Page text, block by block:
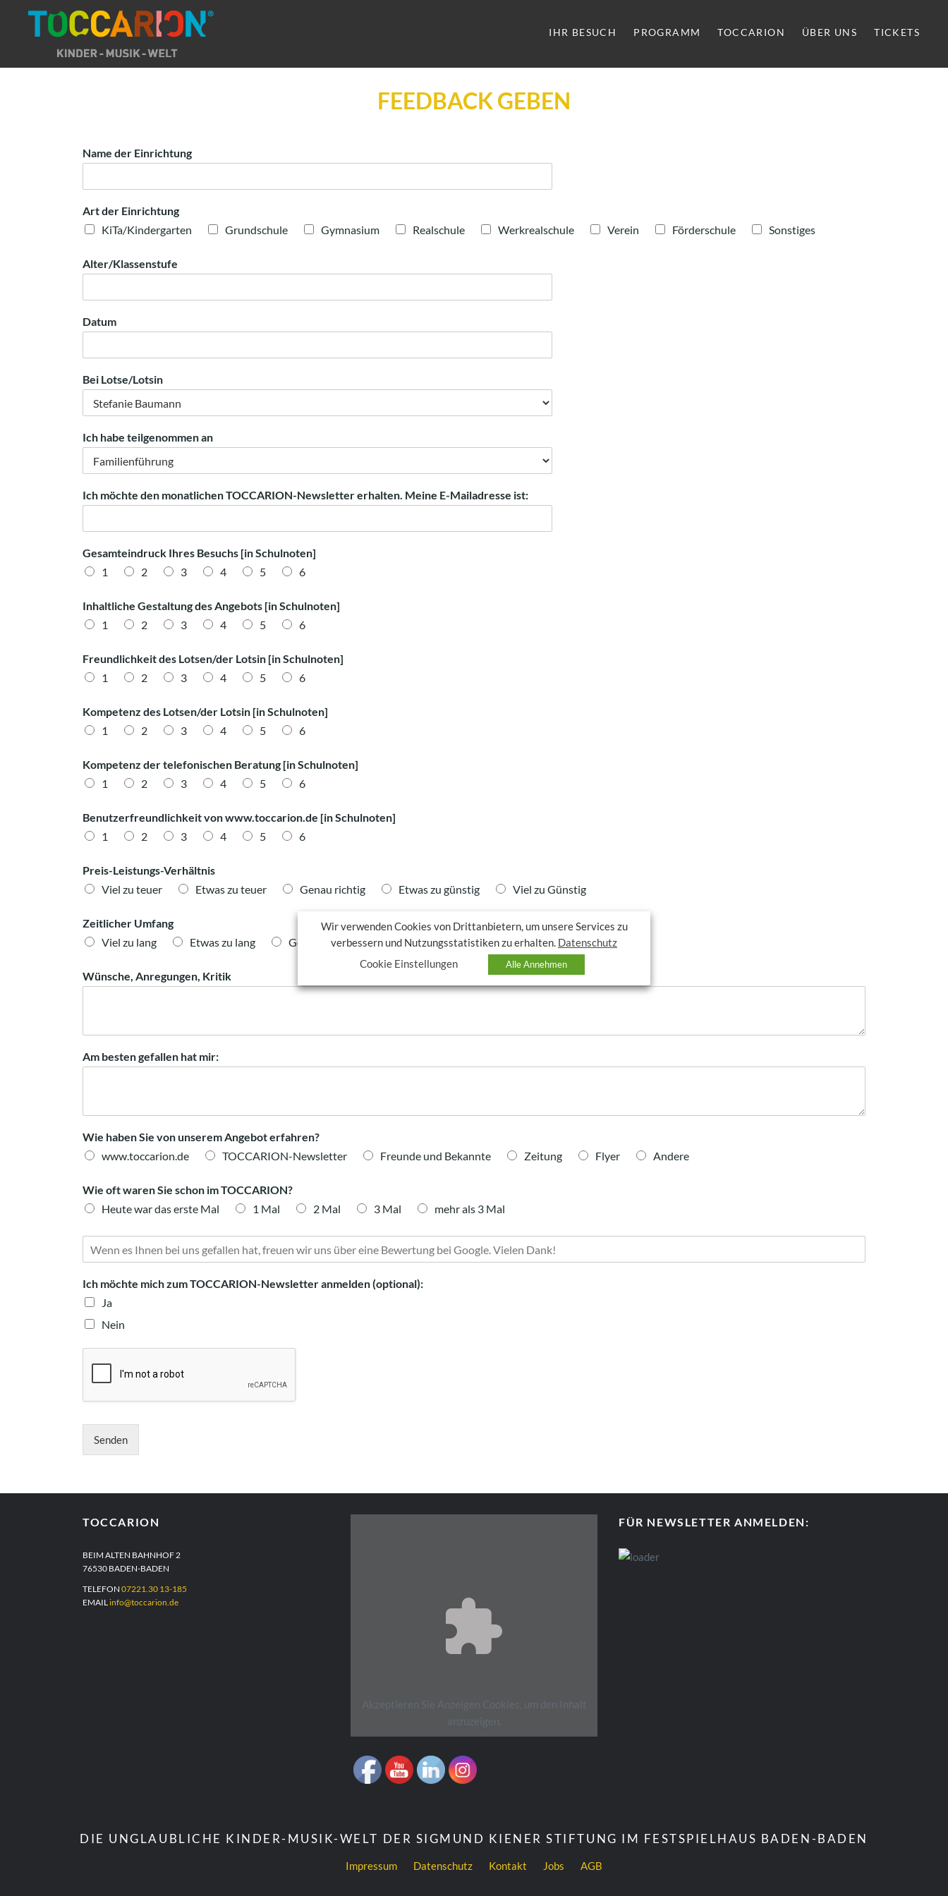
IHR BESUCH PROGRAMM TOCCARION ÜBER UNS TICKETS
FEEDBACK GEBEN
Name der Einrichtung
Art der Einrichtung
KiTa/Kindergarten
Grundschule Gymnasium Realschule Werkrealschule Verein Förderschule Sonstiges
Alter/Klassenstufe
Datum
Bei Lotse/Lotsin
Ich habe teilgenommen an
Ich möchte den monatlichen TOCCARION-Newsletter erhalten. Meine E-Mailadresse ist:
Gesamteindruck Ihres Besuchs [in Schulnoten]
1
2 3 4 5 6
Inhaltliche Gestaltung des Angebots [in Schulnoten]
1
2 3 4 5 6
Freundlichkeit des Lotsen/der Lotsin [in Schulnoten]
1
2 3 4 5 6
Kompetenz des Lotsen/der Lotsin [in Schulnoten]
1
2 3 4 5 6
Kompetenz der telefonischen Beratung [in Schulnoten]
1
2 3 4 5 6
Benutzerfreundlichkeit von www.toccarion.de [in Schulnoten]
1
2 3 4 5 6
Preis-Leistungs-Verhältnis
Viel zu teuer
Etwas zu teuer Genau richtig Etwas zu günstig Viel zu Günstig
Zeitlicher Umfang
Viel zu lang
Etwas zu lang Genau richtig Etwas zu kurz Viel zu kurz
Wünsche, Anregungen, Kritik
Am besten gefallen hat mir:
Wie haben Sie von unserem Angebot erfahren?
www.toccarion.de
TOCCARION-Newsletter Freunde und Bekannte Zeitung Flyer Andere
Wie oft waren Sie schon im TOCCARION?
Heute war das erste Mal
1 Mal 2 Mal 3 Mal mehr als 3 Mal
Ich möchte mich zum TOCCARION-Newsletter anmelden (optional):
Ja
Nein
Senden
TOCCARION
BEIM ALTEN BAHNHOF 2
76530 BADEN-BADEN
TELEFON 07221.30 13-185
EMAIL info@toccarion.de
Akzeptieren Sie Anzeigen Cookies, um den Inhalt
anzuzeigen.
FÜR NEWSLETTER ANMELDEN:
DIE UNGLAUBLICHE KINDER-MUSIK-WELT DER SIGMUND KIENER STIFTUNG IM FESTSPIELHAUS BADEN-BADEN
Impressum Datenschutz Kontakt Jobs AGB
Wir verwenden Cookies von Drittanbietern, um unsere Services zu
verbessern und Nutzungsstatistiken zu erhalten. Datenschutz
Cookie Einstellungen
Alle Annehmen